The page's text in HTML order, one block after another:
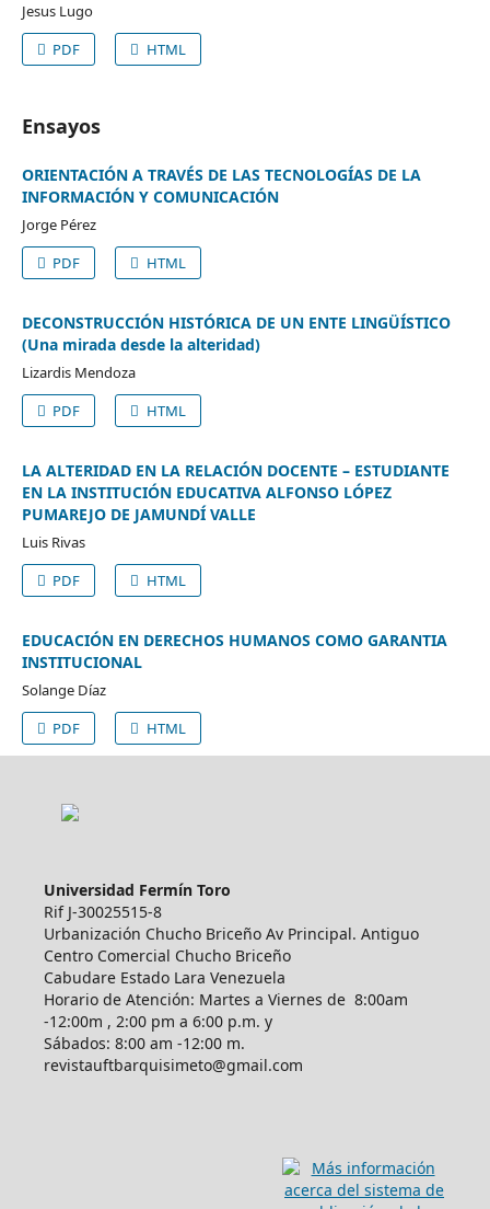
Jesus Lugo
PDF
HTML
Ensayos
ORIENTACIÓN A TRAVÉS DE LAS TECNOLOGÍAS DE LA
INFORMACIÓN Y COMUNICACIÓN
Jorge Pérez
PDF
HTML
DECONSTRUCCIÓN HISTÓRICA DE UN ENTE LINGÜÍSTICO
(Una mirada desde la alteridad)
Lizardis Mendoza
PDF
HTML
LA ALTERIDAD EN LA RELACIÓN DOCENTE – ESTUDIANTE
EN LA INSTITUCIÓN EDUCATIVA ALFONSO LÓPEZ
PUMAREJO DE JAMUNDÍ VALLE
Luis Rivas
PDF
HTML
EDUCACIÓN EN DERECHOS HUMANOS COMO GARANTIA
INSTITUCIONAL
Solange Díaz
PDF
HTML
Universidad Fermín Toro
Rif J-30025515-8
Urbanización Chucho Briceño Av Principal. Antiguo
Centro Comercial Chucho Briceño
Cabudare Estado Lara Venezuela
Horario de Atención: Martes a Viernes de 8:00am
-12:00m , 2:00 pm a 6:00 p.m. y
Sábados: 8:00 am -12:00 m.
revistauftbarquisimeto@gmail.com